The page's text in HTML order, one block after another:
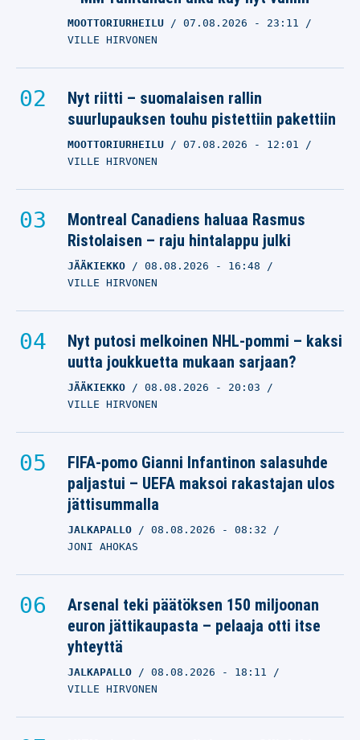
MOOTTORIURHEILU 07.08.2026 - 23:11
VILLE HIRVONEN
Nyt riitti – suomalaisen rallin
suurlupauksen touhu pistettiin pakettiin
MOOTTORIURHEILU 07.08.2026 - 12:01
VILLE HIRVONEN
Montreal Canadiens haluaa Rasmus
Ristolaisen – raju hintalappu julki
JÄÄKIEKKO 08.08.2026 - 16:48
VILLE HIRVONEN
Nyt putosi melkoinen NHL-pommi – kaksi
uutta joukkuetta mukaan sarjaan?
JÄÄKIEKKO 08.08.2026 - 20:03
VILLE HIRVONEN
FIFA-pomo Gianni Infantinon salasuhde
paljastui – UEFA maksoi rakastajan ulos
jättisummalla
JALKAPALLO 08.08.2026 - 08:32
JONI AHOKAS
Arsenal teki päätöksen 150 miljoonan
euron jättikaupasta – pelaaja otti itse
yhteyttä
JALKAPALLO 08.08.2026 - 18:11
VILLE HIRVONEN